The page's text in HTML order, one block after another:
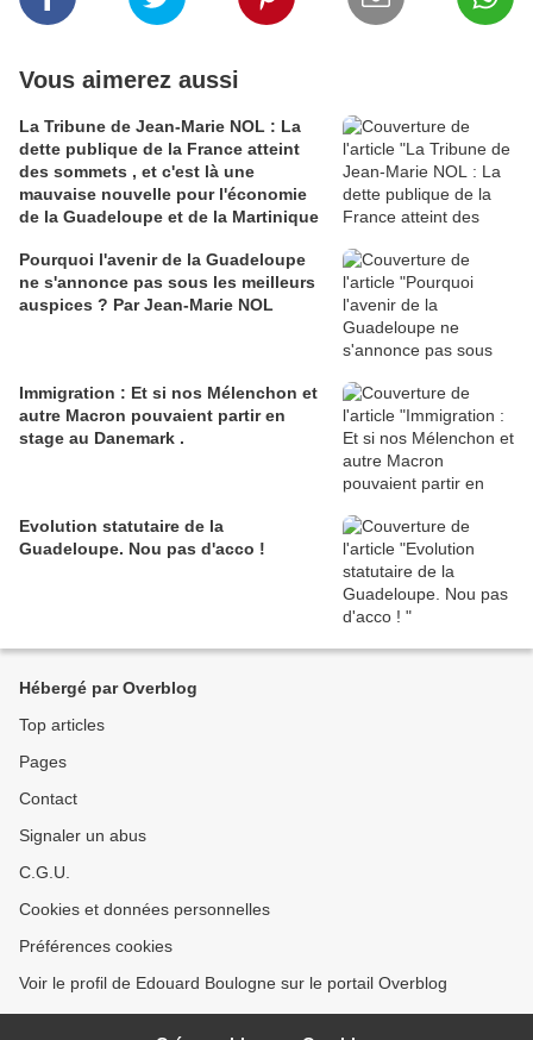
Vous aimerez aussi
La Tribune de Jean-Marie NOL : La
dette publique de la France atteint
des sommets , et c'est là une
mauvaise nouvelle pour l'économie
de la Guadeloupe et de la Martinique
Pourquoi l'avenir de la Guadeloupe
ne s'annonce pas sous les meilleurs
auspices ? Par Jean-Marie NOL
Immigration : Et si nos Mélenchon et
autre Macron pouvaient partir en
stage au Danemark .
Evolution statutaire de la
Guadeloupe. Nou pas d'acco !
Hébergé par Overblog
Top articles
Pages
Contact
Signaler un abus
C.G.U.
Cookies et données personnelles
Préférences cookies
Voir le profil de Edouard Boulogne sur le portail Overblog